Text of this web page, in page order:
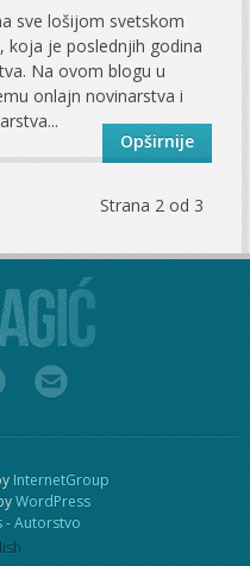
sve lošijom svetskom
koja je poslednjih godina
Na ovom blogu u
onlajn novinarstva i
Opširnije
Strana 2 od 3
InternetGroup
WordPress
- Autorstvo